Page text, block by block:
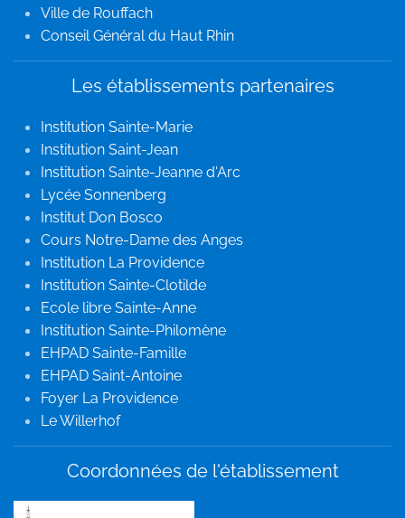
Ville de Rouffach
Conseil Général du Haut Rhin
Les établissements partenaires
Institution Sainte-Marie
Institution Saint-Jean
Institution Sainte-Jeanne d'Arc
Lycée Sonnenberg
Institut Don Bosco
Cours Notre-Dame des Anges
Institution La Providence
Institution Sainte-Clotilde
Ecole libre Sainte-Anne
Institution Sainte-Philomène
EHPAD Sainte-Famille
EHPAD Saint-Antoine
Foyer La Providence
Le Willerhof
Coordonnées de l'établissement